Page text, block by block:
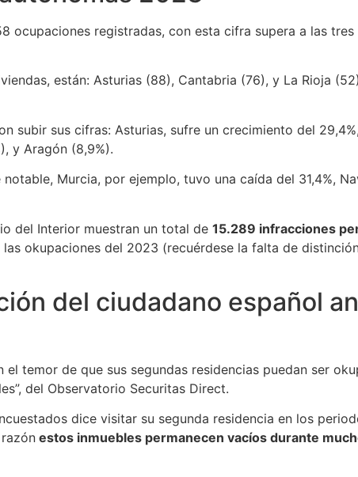
ocupaciones registradas, con esta cifra supera a las
están: Asturias (88), Cantabria (76), y La Rioja
subir sus cifras: Asturias, sufre un crecimiento del
y Aragón (8,9%).
Murcia, por ejemplo, tuvo una caída del 31,4%,
del Interior muestran un total de 15.289 infracciones
las okupaciones del 2023 (recuérdese la falta de
del ciudadano español
temor de que sus segundas residencias puedan ser
del Observatorio Securitas Direct.
dice visitar su segunda residencia en los
estos inmuebles permanecen vacíos durante